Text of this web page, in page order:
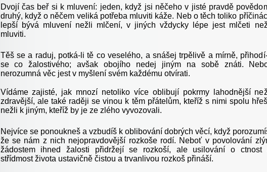
Dvojí čas beř si k mluvení: jeden, když jsi něčeho v jisté pravdě
druhý, když o něčem veliká potřeba mluviti káže. Neb o těch toliko
lepší bývá mluvení nežli mlčení, v jiných vždycky lépe jest mlčeti
mluviti.
Těš se a raduj, potká-li tě co veselého, a snášej trpělivě a mírně,
se co žalostivého; avšak obojího nedej jiným na sobě znáti.
nerozumná věc jest v myšlení svém každému otvírati.
Vídáme zajisté, jak mnozí netoliko více oblibují pokrmy lahodnější
zdravější, ale také raději se vinou k těm přátelům, kteříž s nimi spolu
nežli k jiným, kteříž by je ze zlého vyvozovali.
Nejvíce se ponoukneš a vzbudíš k oblibování dobrých věcí, když
že se nám z nich nejopravdovější rozkoše rodí. Neboť v povolování
žádostem ihned žalosti přidržejí se rozkoší, ale usilování o ctnost
střídmost života ustavičně čistou a trvanlivou rozkoš přináší.